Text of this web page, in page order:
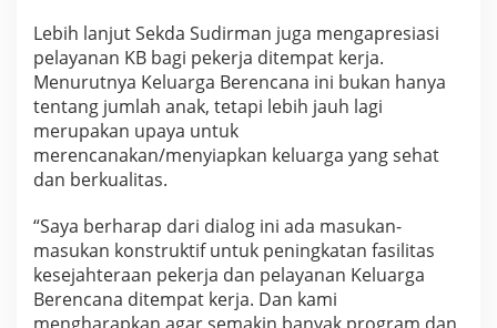
Lebih lanjut Sekda Sudirman juga mengapresiasi
pelayanan KB bagi pekerja ditempat kerja.
Menurutnya Keluarga Berencana ini bukan hanya
tentang jumlah anak, tetapi lebih jauh lagi
merupakan upaya untuk
merencanakan/menyiapkan keluarga yang sehat
dan berkualitas.
“Saya berharap dari dialog ini ada masukan-
masukan konstruktif untuk peningkatan fasilitas
kesejahteraan pekerja dan pelayanan Keluarga
Berencana ditempat kerja. Dan kami
mengharapkan agar semakin banyak program dan